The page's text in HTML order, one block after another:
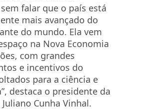
falar que o país está
mais avançado do
do mundo. Ela vem
na Nova Economia
com grandes
e incentivos do
para a ciência e
destaca o presidente da
Cunha Vinhal.